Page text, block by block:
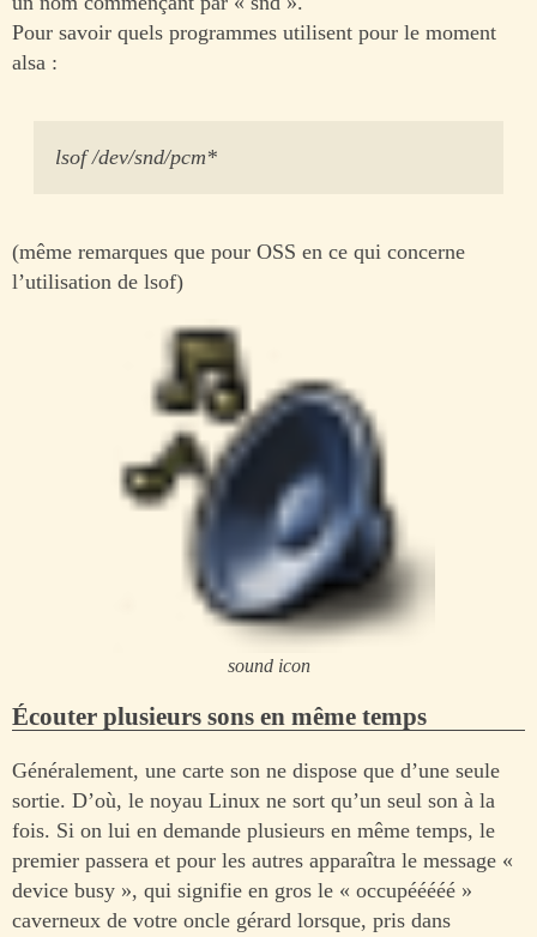
Pour savoir quels programmes utilisent pour le moment
alsa :
lsof /dev/snd/pcm*
(même remarques que pour OSS en ce qui concerne
l’utilisation de lsof)
sound icon
Écouter plusieurs sons en même temps
Généralement, une carte son ne dispose que d’une seule
sortie. D’où, le noyau Linux ne sort qu’un seul son à la
fois. Si on lui en demande plusieurs en même temps, le
premier passera et pour les autres apparaîtra le message «
device busy », qui signifie en gros le « occupééééé »
caverneux de votre oncle gérard lorsque, pris dans